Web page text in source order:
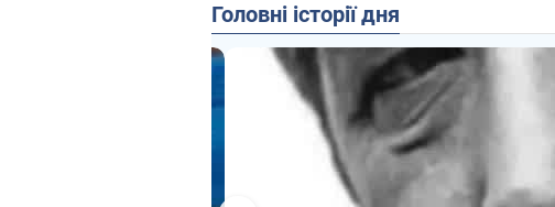
Головні історії дня